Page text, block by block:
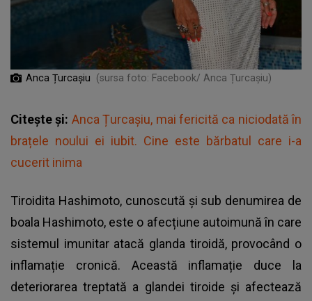
Anca Țurcașiu (sursa foto: Facebook/ Anca Țurcașiu)
Citește și: Anca Țurcașiu, mai fericită ca niciodată în
brațele noului ei iubit. Cine este bărbatul care i-a
cucerit inima
Tiroidita Hashimoto, cunoscută și sub denumirea de
boala Hashimoto, este o afecțiune autoimună în care
sistemul imunitar atacă glanda tiroidă, provocând o
inflamație cronică. Această inflamație duce la
deteriorarea treptată a glandei tiroide și afectează